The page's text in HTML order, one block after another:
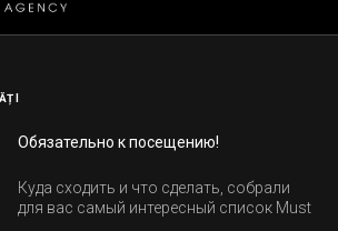
Обязательно к посещению!
Куда сходить и что сделать, собрали
для вас самый интересный список Must